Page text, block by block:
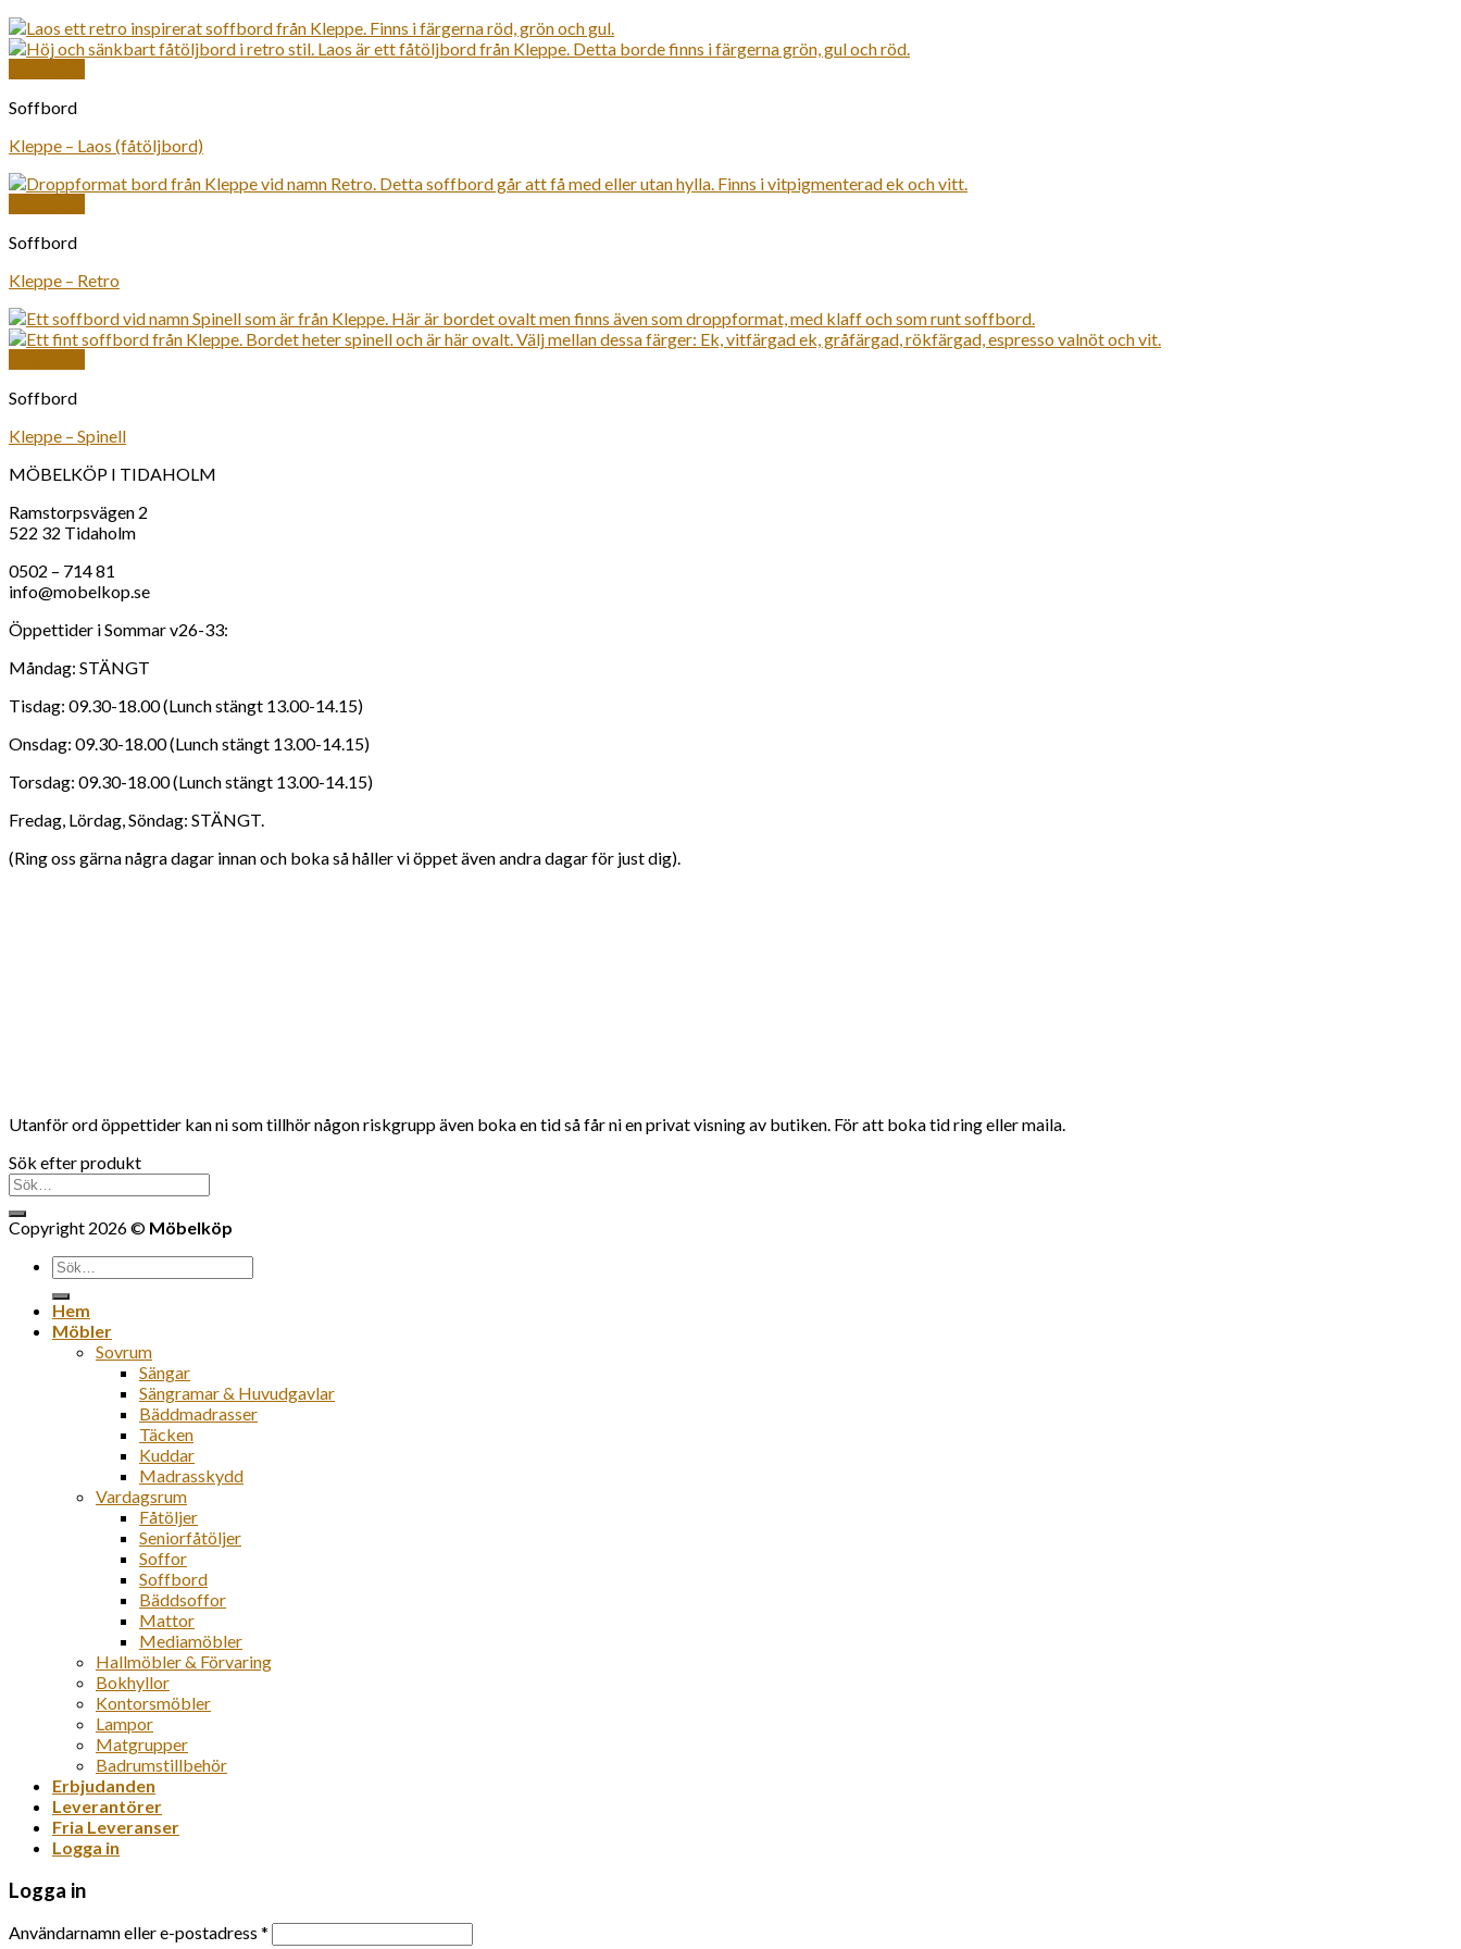
Soffbord
Kleppe – Laos (fåtöljbord)
Soffbord
Kleppe – Retro
Soffbord
Kleppe – Spinell
MÖBELKÖP I TIDAHOLM
Ramstorpsvägen 2
522 32 Tidaholm
0502 – 714 81
info@mobelkop.se
Öppettider i Sommar v26-33:
Måndag: STÄNGT
Tisdag: 09.30-18.00 (Lunch stängt 13.00-14.15)
Onsdag: 09.30-18.00 (Lunch stängt 13.00-14.15)
Torsdag: 09.30-18.00 (Lunch stängt 13.00-14.15)
Fredag, Lördag, Söndag: STÄNGT.
(Ring oss gärna några dagar innan och boka så håller vi öppet även andra dagar för just dig).
Utanför ord öppettider kan ni som tillhör någon riskgrupp även boka en tid så får ni en privat visning av butiken. För att boka tid ring eller maila.
Sök efter produkt
Sök
efter:
Copyright 2026 © Möbelköp
Sök
efter:
Hem
Möbler
Sovrum
Sängar
Sängramar & Huvudgavlar
Bäddmadrasser
Täcken
Kuddar
Madrasskydd
Vardagsrum
Fåtöljer
Seniorfåtöljer
Soffor
Soffbord
Bäddsoffor
Mattor
Mediamöbler
Hallmöbler & Förvaring
Bokhyllor
Kontorsmöbler
Lampor
Matgrupper
Badrumstillbehör
Erbjudanden
Leverantörer
Fria Leveranser
Logga in
Logga in
Användarnamn eller e-postadress *